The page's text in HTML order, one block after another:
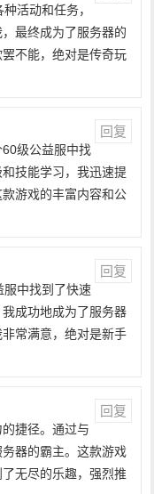
活动和任务，
最终成为了服务器的
不能，绝对是传奇玩
回复
级公益服中找
技能学习，我迅速提
游戏的丰富内容和公
回复
服中找到了快速
成功地成为了服务器
常满意，绝对是新手
回复
捷径。通过与
器的霸主。这款游戏
无尽的乐趣，强烈推